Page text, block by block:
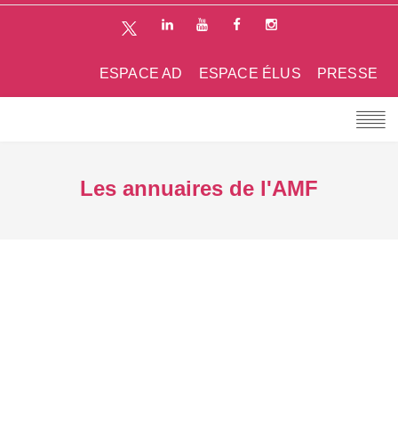
PRESSE
ESPACE ÉLUS
ESPACE AD
Les annuaires de l'AMF